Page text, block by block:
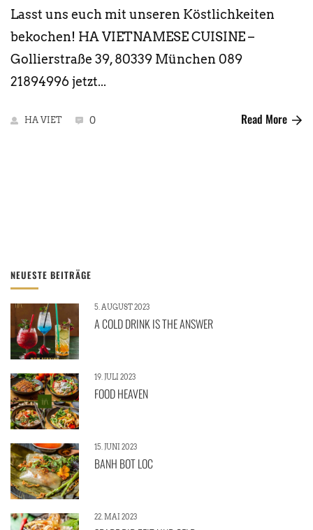
Lasst uns euch mit unseren Köstlichkeiten
bekochen! HA VIETNAMESE CUISINE –
Gollierstraße 39, 80339 München 089
21894996 jetzt...
HA VIET 0 Read More
NEUESTE BEITRÄGE
5. AUGUST 2023
A COLD DRINK IS THE ANSWER
19. JULI 2023
FOOD HEAVEN
15. JUNI 2023
BANH BOT LOC
22. MAI 2023